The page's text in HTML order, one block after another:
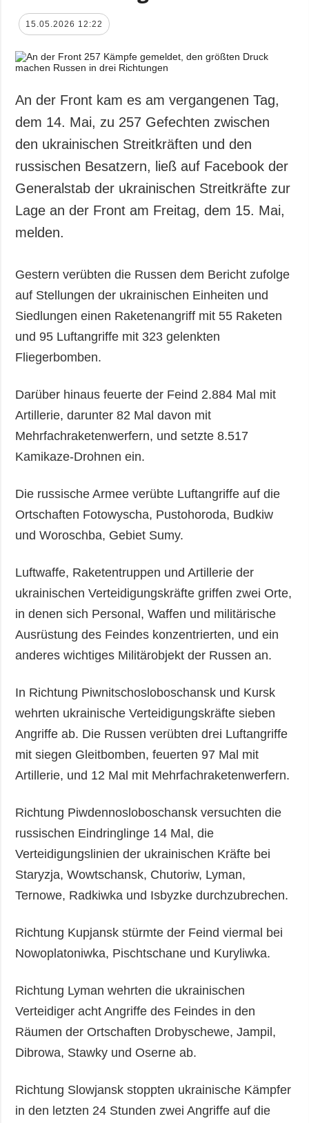
15.05.2026 12:22
An der Front kam es am vergangenen Tag,
dem 14. Mai, zu 257 Gefechten zwischen
den ukrainischen Streitkräften und den
russischen Besatzern, ließ auf Facebook der
Generalstab der ukrainischen Streitkräfte zur
Lage an der Front am Freitag, dem 15. Mai,
melden.
Gestern verübten die Russen dem Bericht zufolge
auf Stellungen der ukrainischen Einheiten und
Siedlungen einen Raketenangriff mit 55 Raketen
und 95 Luftangriffe mit 323 gelenkten
Fliegerbomben.
Darüber hinaus feuerte der Feind 2.884 Mal mit
Artillerie, darunter 82 Mal davon mit
Mehrfachraketenwerfern, und setzte 8.517
Kamikaze-Drohnen ein.
Die russische Armee verübte Luftangriffe auf die
Ortschaften Fotowyscha, Pustohoroda, Budkiw
und Woroschba, Gebiet Sumy.
Luftwaffe, Raketentruppen und Artillerie der
ukrainischen Verteidigungskräfte griffen zwei Orte,
in denen sich Personal, Waffen und militärische
Ausrüstung des Feindes konzentrierten, und ein
anderes wichtiges Militärobjekt der Russen an.
In Richtung Piwnitschosloboschansk und Kursk
wehrten ukrainische Verteidigungskräfte sieben
Angriffe ab. Die Russen verübten drei Luftangriffe
mit siegen Gleitbomben, feuerten 97 Mal mit
Artillerie, und 12 Mal mit Mehrfachraketenwerfern.
Richtung Piwdennosloboschansk versuchten die
russischen Eindringlinge 14 Mal, die
Verteidigungslinien der ukrainischen Kräfte bei
Staryzja, Wowtschansk, Chutoriw, Lyman,
Ternowe, Radkiwka und Isbyzke durchzubrechen.
Richtung Kupjansk stürmte der Feind viermal bei
Nowoplatoniwka, Pischtschane und Kuryliwka.
Richtung Lyman wehrten die ukrainischen
Verteidiger acht Angriffe des Feindes in den
Räumen der Ortschaften Drobyschewe, Jampil,
Dibrowa, Stawky und Oserne ab.
Richtung Slowjansk stoppten ukrainische Kämpfer
in den letzten 24 Stunden zwei Angriffe auf die